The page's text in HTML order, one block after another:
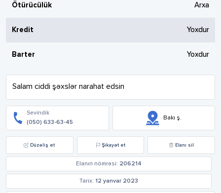
Ötürücülük Arxa
Kredit Yoxdur
Barter Yoxdur
Salam ciddi şəxslər narahat edsin
Sevindik
(050) 633-63-45
Bakı ş.
Düzəliş et Şikayət et Elanı sil
Elanın nömrəsi: 206214
Tarix: 12 yanvar 2023